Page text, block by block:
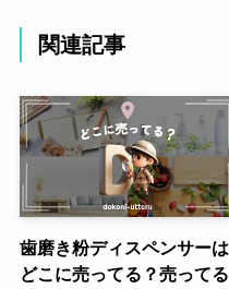
関連記事
歯磨き粉ディスペンサーは
どこに売ってる？売ってる